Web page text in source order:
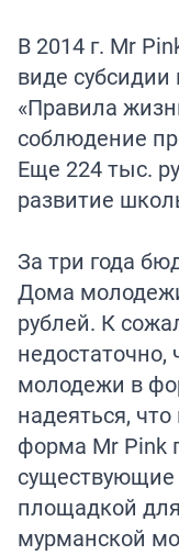
В 2014 г. Mr
виде
«Правила
соблюдение
Еще 224 тыс.
развитие
За три года
Дома
рублей. К
молодежи в
надеяться,
форма Mr Pink
существующие
площадкой
мурманской